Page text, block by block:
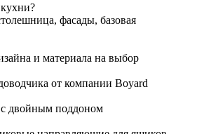
фасады, базовая
и материала на выбор
от компании Boyard
двойным поддоном